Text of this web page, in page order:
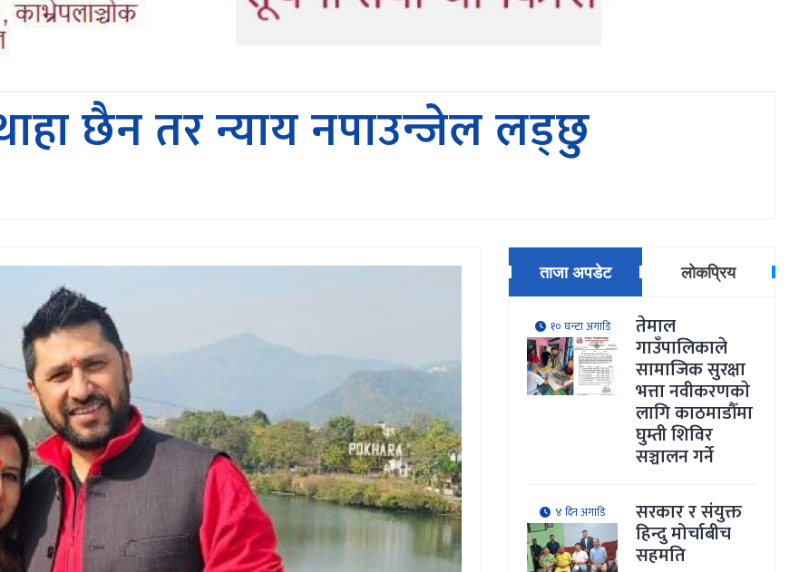
छैन तर न्याय नपाउन्जेल लड्छु
ताजा अपडेट लोकप्रिय
१० घन्टा अगाडि तेमाल
गाउँपालिकाले
सामाजिक सुरक्षा
भत्ता नवीकरणकाे
लागि काठमाडौँमा
घुम्ती शिविर
सञ्चालन गर्ने
४ दिन अगाडि सरकार र संयुक्त
हिन्दु मोर्चाबीच
सहमति